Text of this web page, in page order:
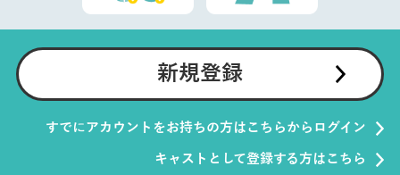
新規登録
すでにアカウントをお持ちの方はこちらからログイン
キャストとして登録する方はこちら